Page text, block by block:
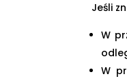
Jeśli
W
W